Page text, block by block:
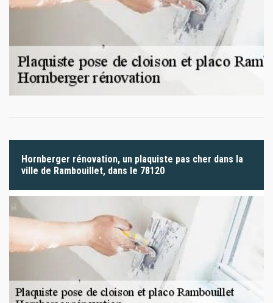
Hornberger rénovation, un plaquiste pas cher dans la
ville de Rambouillet, dans le 78120